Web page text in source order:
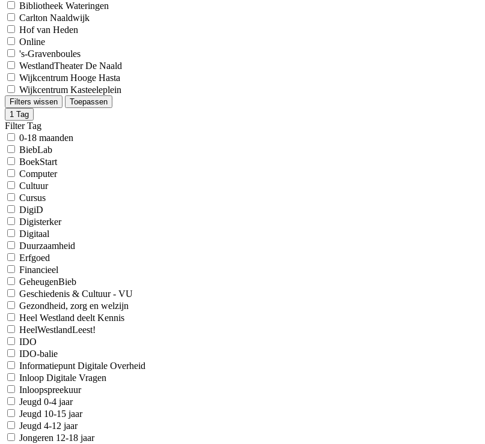
Bibliotheek Wateringen
Carlton Naaldwijk
Hof van Heden
Online
's-Gravenboules
WestlandTheater De Naald
Wijkcentrum Hooge Hasta
Wijkcentrum Kasteeleplein
Filters wissen
Toepassen
1 Tag
Filter Tag
0-18 maanden
BiebLab
BoekStart
Computer
Cultuur
Cursus
DigiD
Digisterker
Digitaal
Duurzaamheid
Erfgoed
Financieel
GeheugenBieb
Geschiedenis & Cultuur - VU
Gezondheid, zorg en welzijn
Heel Westland deelt Kennis
HeelWestlandLeest!
IDO
IDO-balie
Informatiepunt Digitale Overheid
Inloop Digitale Vragen
Inloopspreekuur
Jeugd 0-4 jaar
Jeugd 10-15 jaar
Jeugd 4-12 jaar
Jongeren 12-18 jaar